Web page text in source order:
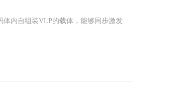
内自组装VLP的载体，能够同步激发